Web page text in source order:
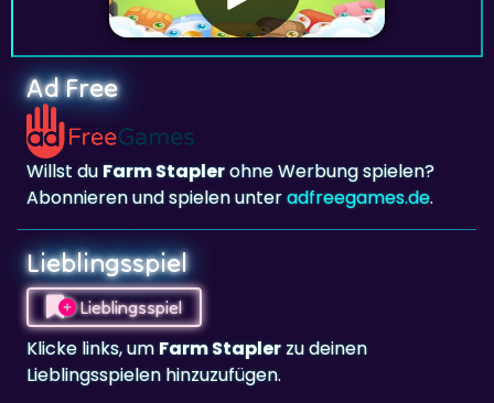
Ad Free
Willst duFarm Stapler
Abonnieren und spielen unter
Lieblingsspiel
Lieblingsspiel
Klicke links, umFarm Stapler
Lieblingsspielen hinzuzufügen.
Bewerte